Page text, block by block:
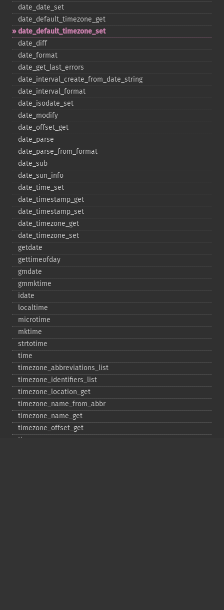
date_​date_​set
date_​default_​timezone_​get
date_​default_​timezone_​set
date_​diff
date_​format
date_​get_​last_​errors
date_​interval_​create_​from_​date_​string
date_​interval_​format
date_​isodate_​set
date_​modify
date_​offset_​get
date_​parse
date_​parse_​from_​format
date_​sub
date_​sun_​info
date_​time_​set
date_​timestamp_​get
date_​timestamp_​set
date_​timezone_​get
date_​timezone_​set
getdate
gettimeofday
gmdate
gmmktime
idate
localtime
microtime
mktime
strtotime
time
timezone_​abbreviations_​list
timezone_​identifiers_​list
timezone_​location_​get
timezone_​name_​from_​abbr
timezone_​name_​get
timezone_​offset_​get
timezone_​open